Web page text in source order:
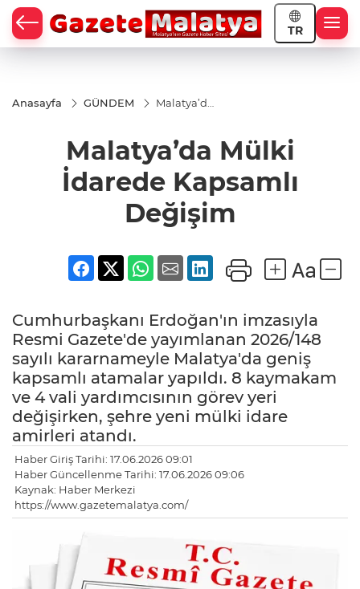
TR
Anasayfa GÜNDEM
Malatya’da
Kapsamlı
Değişim
Malatya’da Mülki
İdarede Kapsamlı
Değişim
Cumhurbaşkanı Erdoğan'ın imzasıyla
Resmi Gazete'de yayımlanan 2026/148
sayılı kararnameyle Malatya'da geniş
kapsamlı atamalar yapıldı. 8 kaymakam
ve 4 vali yardımcısının görev yeri
değişirken, şehre yeni mülki idare
amirleri atandı.
Haber Giriş Tarihi: 17.06.2026 09:01
Haber Güncellenme Tarihi: 17.06.2026 09:06
Kaynak: Haber Merkezi
https://www.gazetemalatya.com/